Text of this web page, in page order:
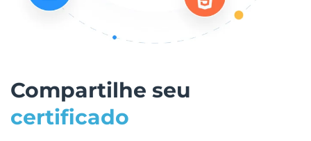
Compartilhe seu
certificado